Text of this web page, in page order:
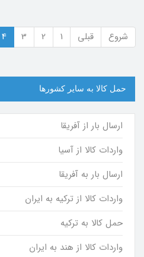
شروع قبلی 1
2
3
4
حمل کالا به سایر کشورها
ارسال بار از آفریقا
واردات کالا از آسیا
ارسال بار به آفریقا
واردات کالا از ترکیه به ایران
حمل کالا به ترکیه
واردات کالا از هند به ایران